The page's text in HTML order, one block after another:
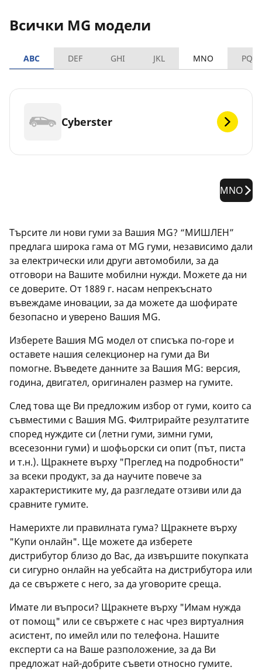
Всички MG модели
ABC DEF GHI JKL MNO PQRS
Cyberster
MNO
Търсите ли нови гуми за Вашия MG? “МИШЛЕН”
предлага широка гама от MG гуми, независимо дали
за електрически или други автомобили, за да
отговори на Вашите мобилни нужди. Можете да ни
се доверите. От 1889 г. насам непрекъснато
въвеждаме иновации, за да можете да шофирате
безопасно и уверено Вашия MG.
Изберете Вашия MG модел от списъка по-горе и
оставете нашия селекционер на гуми да Ви
помогне. Въведете данните за Вашия MG: версия,
година, двигател, оригинален размер на гумите.
След това ще Ви предложим избор от гуми, които са
съвместими с Вашия MG. Филтрирайте резултатите
според нуждите си (летни гуми, зимни гуми,
всесезонни гуми) и шофьорски си опит (път, писта
и т.н.). Щракнете върху "Преглед на подробности"
за всеки продукт, за да научите повече за
характеристиките му, да разгледате отзиви или да
сравните гумите.
Намерихте ли правилната гума? Щракнете върху
"Купи онлайн". Ще можете да изберете
дистрибутор близо до Вас, да извършите покупката
си сигурно онлайн на уебсайта на дистрибутора или
да се свържете с него, за да уговорите среща.
Имате ли въпроси? Щракнете върху "Имам нужда
от помощ" или се свържете с нас чрез виртуалния
асистент, по имейл или по телефона. Нашите
експерти са на Ваше разположение, за да Ви
предложат най-добрите съвети относно гумите.